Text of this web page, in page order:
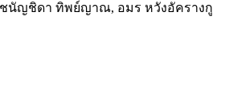
ชนัญชิดา ทิพย์ญาณ, อมร หวังอัครางกู